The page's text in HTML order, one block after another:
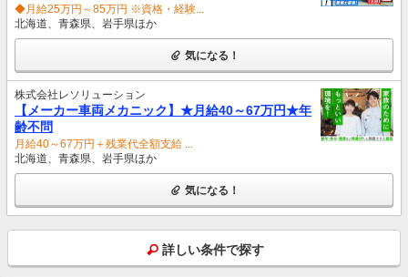
◆月給25万円～85万円 ※資格・経験...
北海道、青森県、岩手県ほか
気になる！
株式会社レソリューション
【メーカー車両メカニック】★月給40～67万円★年
齢不問
月給40～67万円＋残業代全額支給 ...
北海道、青森県、岩手県ほか
気になる！
詳しい条件で探す